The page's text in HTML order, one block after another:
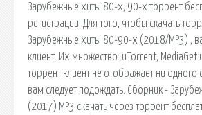
Зарубежные хиты 80-х, 90-х торрент
регистрации. Для того, чтобы скачать
Зарубежные хиты 80-90-х (2018/MP3) ,
клиент. Их множество: uTorrent, MediaGet
торрент клиент не отображает ни
вам следует подождать. Сборник -
(2017) МР3 скачать через торрент